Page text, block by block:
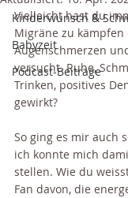
Kinderwunsch &
Babyzeit
Podcast-Beiträge
Vielleicht hast du
Migräne zu kämpfen
Augenschmerzen
versucht. Ruhe,
Trinken, positives
gewirkt?
So ging es mir auch
ich konnte mich
stellen. Wie du
Fan davon, die